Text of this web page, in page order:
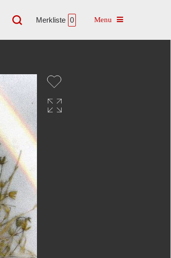
Merkliste 0 Toggle navigation